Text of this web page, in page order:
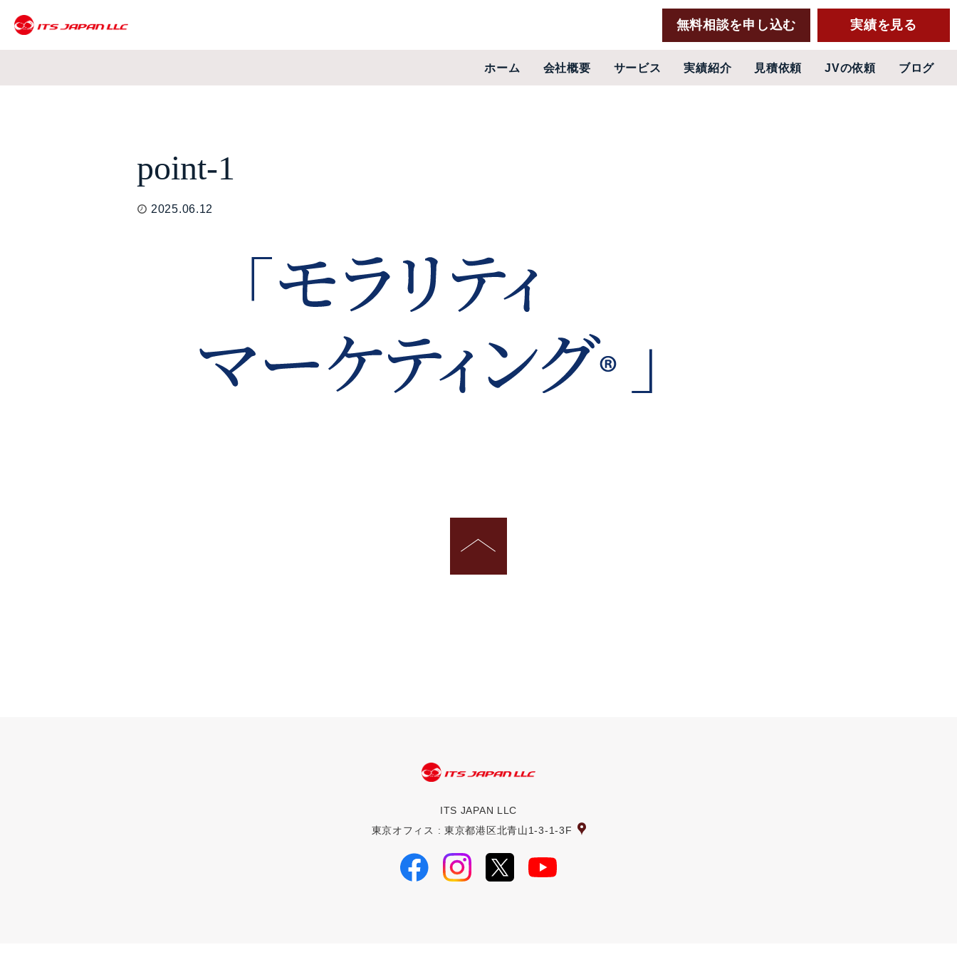
無料相談を申し込む 実績を見る
ホーム 会社概要 サービス 実績紹介 見積依頼 JVの依頼 ブログ
point-1
2025.06.12
ITS JAPAN LLC
東京オフィス : 東京都港区北青山1-3-1-3F